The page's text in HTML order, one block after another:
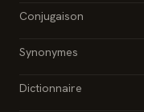
Conjugaison
Synonymes
Dictionnaire